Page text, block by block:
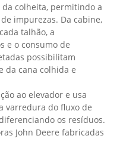
colheita, permitindo a
impurezas. Da cabine,
talhão, a
e o consumo de
possibilitam
da cana colhida e
ao elevador e usa
varredura do fluxo de
os resíduos.
John Deere fabricadas